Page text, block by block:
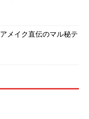
メイク直伝のマル秘テ